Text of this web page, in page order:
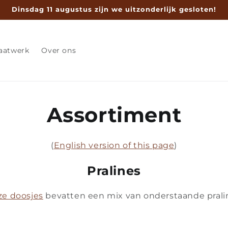
Dinsdag 11 augustus zijn we uitzonderlijk gesloten!
Over ons
Assortiment
(English version of this page)
Pralines
doosjes bevatten een mix van onderstaande